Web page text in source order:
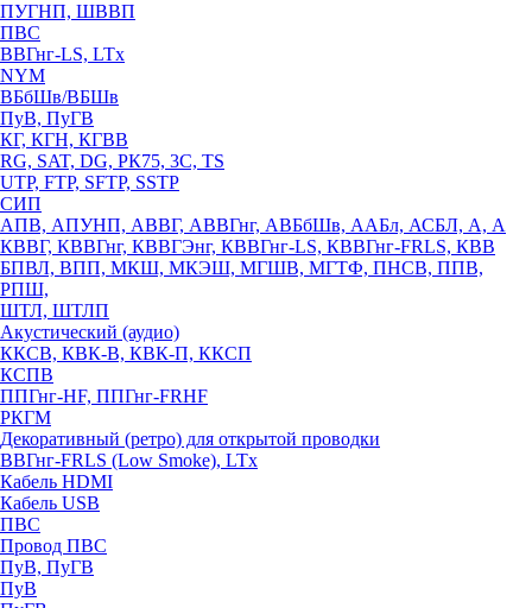
ПУГНП, ШВВП
ПВС
ВВГнг-LS, LTx
NYM
ВБбШв/ВБШв
ПуВ, ПуГВ
КГ, КГН, КГВВ
RG, SAT, DG, РК75, 3С, TS
UTP, FTP, SFTP, SSTP
СИП
АПВ, АПУНП, АВВГ, АВВГнг, АВБбШв, ААБл, АСБЛ, А, А
КВВГ, КВВГнг, КВВГЭнг, КВВГнг-LS, КВВГнг-FRLS, КВВ
БПВЛ, ВПП, МКШ, МКЭШ, МГШВ, МГТФ, ПНСВ, ППВ,
РПШ,
ШТЛ, ШТЛП
Акустический (аудио)
ККСВ, КВК-В, КВК-П, ККСП
КСПВ
ППГнг-HF, ППГнг-FRHF
РКГМ
Декоративный (ретро) для открытой проводки
ВВГнг-FRLS (Low Smoke), LTx
Кабель HDMI
Кабель USB
ПВС
Провод ПВС
ПуВ, ПуГВ
ПуВ